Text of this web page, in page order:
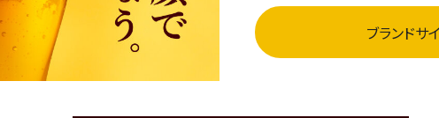
ブランドサ